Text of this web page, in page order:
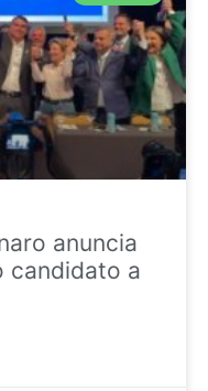
anuncia
candidato a